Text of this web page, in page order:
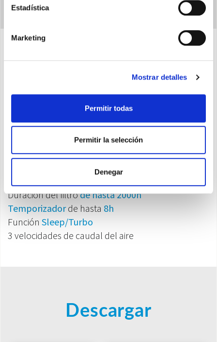
Estadística
Marketing
Mostrar detalles
Permitir todas
Permitir la selección
Denegar
Características
3 estadios de filtración:
HEPA/filtro carbón activado)
Indicación luminosa estado calidad del aire
Funcionamiento automático de la velocidad
ventilación dependiendo de la calidad del aire
Duración del filtrode hasta 2000h
Temporizadorde hasta 8h
Función Sleep/Turbo
3 velocidades de caudal del aire
Descargar